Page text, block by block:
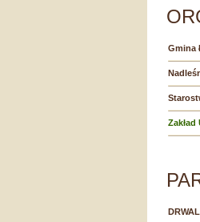
Gmina
Zakład
DRWAL